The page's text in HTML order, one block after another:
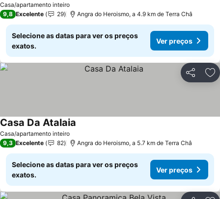
Casa/apartamento inteiro
9,8 Excelente 29 Angra do Heroismo, a 4.9 km de Terra Châ
Selecione as datas para ver os preços
exatos.
Ver preços
Partilhar
Casa/apartamento inteiro
Casa Da Atalaia
9,3 Excelente 82 Angra do Heroismo, a 5.7 km de Terra Châ
Selecione as datas para ver os preços
exatos.
Ver preços